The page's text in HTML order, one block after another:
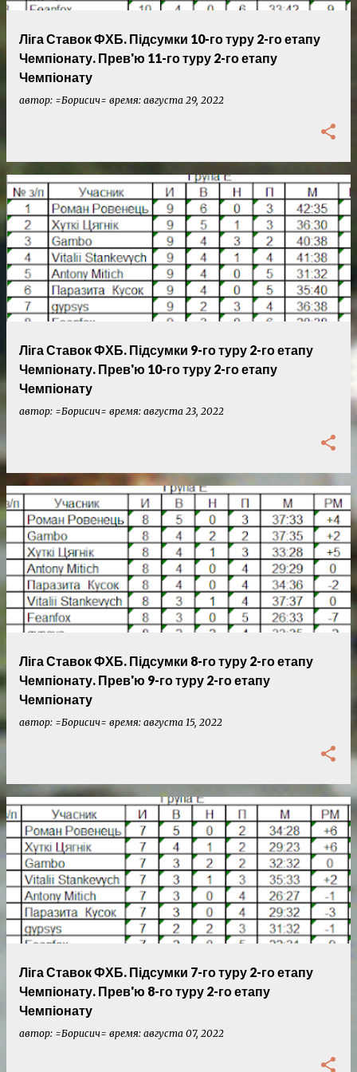
е
и
Ліга Ставок ФХБ. Підсумки 10-го туру 2-го етапу
Чемпіонату. Прев'ю 11-го туру 2-го етапу
Чемпіонату
автор: =Борисич= время: августа 29, 2022
Ліга Ставок ФХБ. Підсумки 9-го туру 2-го етапу
Чемпіонату. Прев'ю 10-го туру 2-го етапу
Чемпіонату
автор: =Борисич= время: августа 23, 2022
Ліга Ставок ФХБ. Підсумки 8-го туру 2-го етапу
Чемпіонату. Прев'ю 9-го туру 2-го етапу
Чемпіонату
автор: =Борисич= время: августа 15, 2022
Ліга Ставок ФХБ. Підсумки 7-го туру 2-го етапу
Чемпіонату. Прев'ю 8-го туру 2-го етапу
Чемпіонату
автор: =Борисич= время: августа 07, 2022